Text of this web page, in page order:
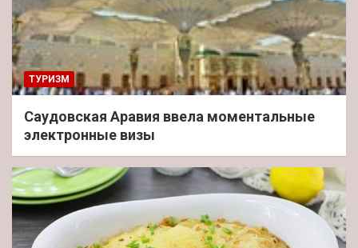
ТУРИЗМ
Саудовская Аравия ввела моментальные
электронные визы